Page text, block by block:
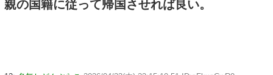
親の国籍に従って帰国させれば良い。